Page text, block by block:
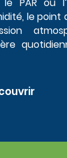
le point